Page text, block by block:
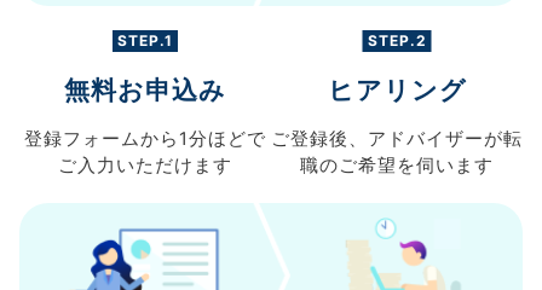
STEP.1
無料お申込み
登録フォームから 1分ほどで
ご入力 いただけます
STEP.2
ヒアリング
ご登録後、 アドバイザーが転
職のご希望を伺います